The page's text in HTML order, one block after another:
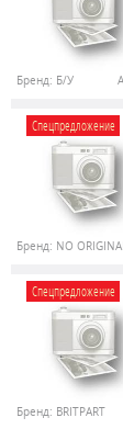
Бренд: Б/У
Спецпредложение
Бренд: NO
Спецпредложение
Бренд: BRITPART